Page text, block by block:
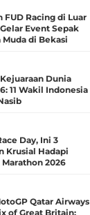
FUD Racing di Luar
Event Sepak
Muda di Bekasi
Dunia
11 Wakil Indonesia
Day, Ini 3
Krusial Hadapi
Marathon 2026
Qatar Airways
of Great Britain: